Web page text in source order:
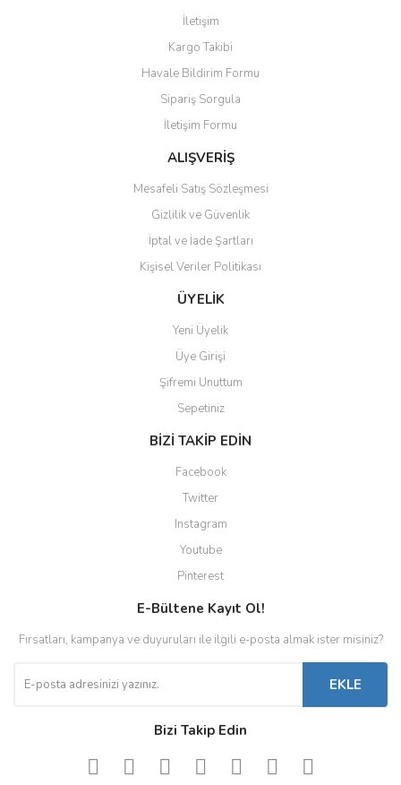
Ürün resmi kalitesiz, bozuk veya görüntülenemiyor.
Ürün açıklamasında eksik bilgiler bulunuyor.
Ürün bilgilerinde hatalar bulunuyor.
Ürün fiyatı diğer sitelerden daha pahalı.
Bu ürüne benzer farklı alternatifler olmalı.
Gönder
İletişim
Kargo Takibi
Havale Bildirim Formu
Sipariş Sorgula
İletişim Formu
ALIŞVERİŞ
Mesafeli Satış Sözleşmesi
Gizlilik ve Güvenlik
İptal ve İade Şartları
Kişisel Veriler Politikası
ÜYELİK
Yeni Üyelik
Üye Girişi
Şifremi Unuttum
Sepetiniz
BİZİ TAKİP EDİN
Facebook
Twitter
Instagram
Youtube
Pinterest
E-Bültene Kayıt Ol!
Fırsatları, kampanya ve duyuruları ile ilgili e-posta almak ister misiniz?
EKLE
Bizi Takip Edin